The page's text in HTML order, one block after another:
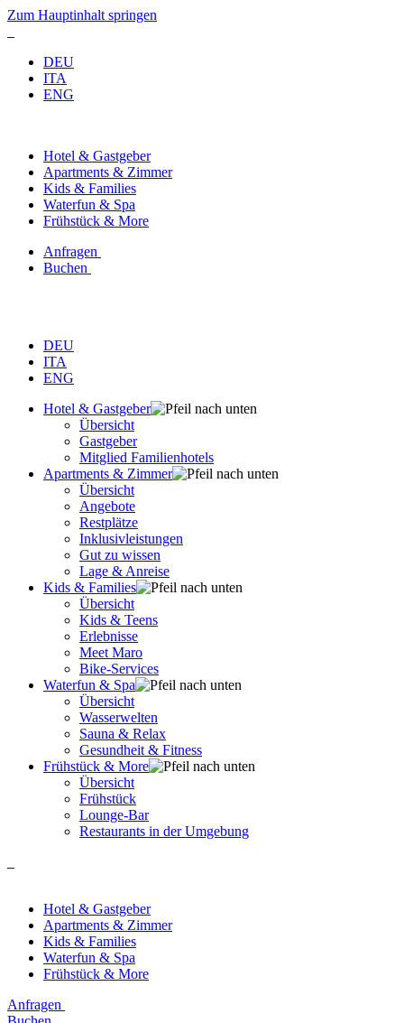
Zum Hauptinhalt springen
DEU
ITA
ENG
Hotel & Gastgeber
Apartments & Zimmer
Kids & Families
Waterfun & Spa
Frühstück & More
Anfragen
Buchen
DEU
ITA
ENG
Hotel & Gastgeber
Übersicht
Gastgeber
Mitglied Familienhotels
Apartments & Zimmer
Übersicht
Angebote
Restplätze
Inklusivleistungen
Gut zu wissen
Lage & Anreise
Kids & Families
Übersicht
Kids & Teens
Erlebnisse
Meet Maro
Bike-Services
Waterfun & Spa
Übersicht
Wasserwelten
Sauna & Relax
Gesundheit & Fitness
Frühstück & More
Übersicht
Frühstück
Lounge-Bar
Restaurants in der Umgebung
Hotel & Gastgeber
Apartments & Zimmer
Kids & Families
Waterfun & Spa
Frühstück & More
Anfragen